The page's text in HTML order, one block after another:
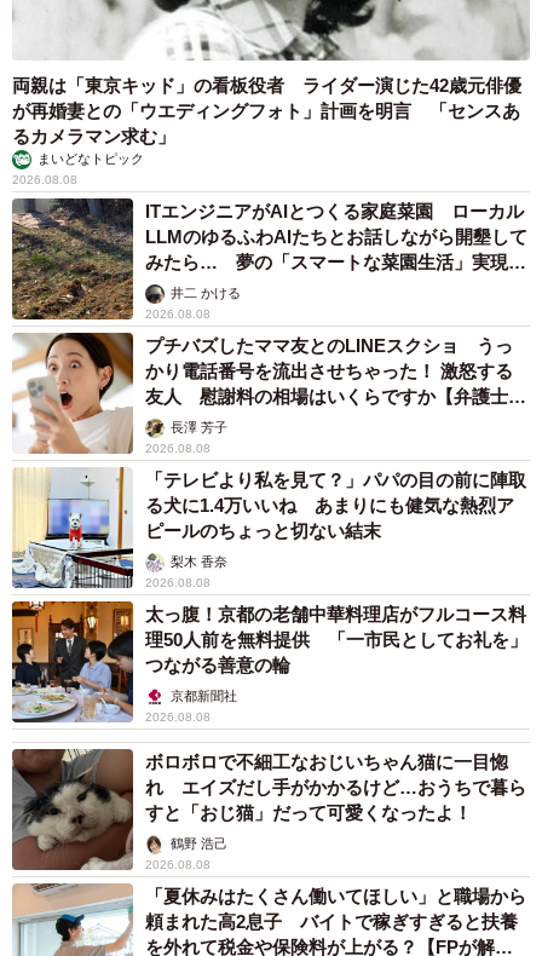
両親は「東京キッド」の看板役者 ライダー演じた42歳元俳優
が再婚妻との「ウエディングフォト」計画を明言 「センスあ
るカメラマン求む」
まいどなトピック
2026.08.08
ITエンジニアがAIとつくる家庭菜園 ローカル
LLMのゆるふわAIたちとお話しながら開墾して
みたら… 夢の「スマートな菜園生活」実現な
るか井二 かける
2026.08.08
プチバズしたママ友とのLINEスクショ うっ
かり電話番号を流出させちゃった！ 激怒する
友人 慰謝料の相場はいくらですか【弁護士が
解説】長澤 芳子
2026.08.08
「テレビより私を見て？」パパの目の前に陣取
る犬に1.4万いいね あまりにも健気な熱烈ア
ピールのちょっと切ない結末
梨木 香奈
2026.08.08
太っ腹！京都の老舗中華料理店がフルコース料
理50人前を無料提供 「一市民としてお礼を」
つながる善意の輪
京都新聞社
2026.08.08
ボロボロで不細工なおじいちゃん猫に一目惚
れ エイズだし手がかかるけど…おうちで暮ら
すと「おじ猫」だって可愛くなったよ！
鶴野 浩己
2026.08.08
「夏休みはたくさん働いてほしい」と職場から
頼まれた高2息子 バイトで稼ぎすぎると扶養
を外れて税金や保険料が上がる？【FPが解